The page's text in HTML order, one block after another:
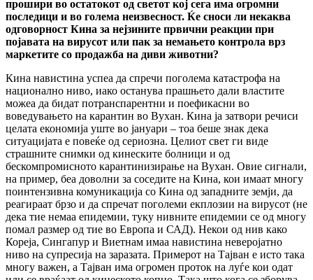
прошири во остатокот од светот кој сега има огромни
последици и во голема неизвесност. Ќе сноси ли некаква
одговорност Кина за нејзините првични реакции при
појавата на вирусот или пак за немањето контрола врз
маркетите со продажба на диви животни?
Кина навистина успеа да спречи поголема катастрофа на
национално ниво, иако останува прашњето дали властите
можеа да бидат потранспарентни и поефикасни во
воведувањето на карантин во Вухан. Кина ја затвори речиси
целата економија уште во јануари – тоа беше знак дека
ситуацијата е повеќе од сериозна. Целиот свет ги виде
страшните снимки од кинеските болници и од
бескомпромисното карантинизирање на Вухан. Овие сигнали,
на пример, беа доволни за соседите на Кина, кои имаат многу
поинтензивна комуникација со Кина од западните земји, да
реагираат брзо и да спречат поголеми екплозии на вирусот (не
дека тие немаа епидемии, туку нивните епидемии се од многу
помал размер од тие во Европа и САД). Некои од нив како
Кореја, Сингапур и Виетнам имаа навистина неверојатно
ниво на супресија на заразата. Примерот на Тајван е исто така
многу важен, а Тајван има огромен проток на луѓе кои одат